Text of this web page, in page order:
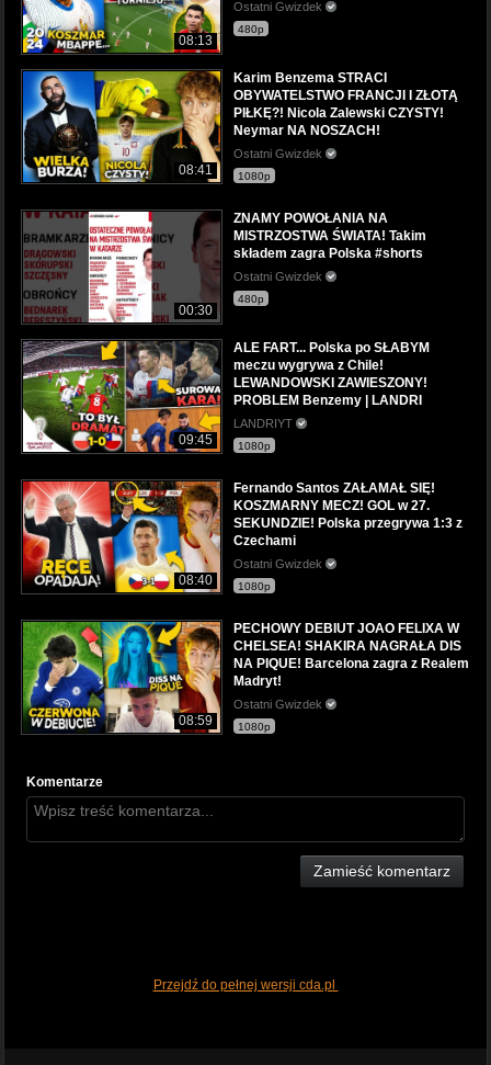
08:13
Ostatni Gwizdek
480p
08:41
Karim Benzema STRACI
OBYWATELSTWO FRANCJI I ZŁOTĄ
PIŁKĘ?! Nicola Zalewski CZYSTY!
Neymar NA NOSZACH!
Ostatni Gwizdek
1080p
00:30
ZNAMY POWOŁANIA NA
MISTRZOSTWA ŚWIATA! Takim
składem zagra Polska #shorts
Ostatni Gwizdek
480p
09:45
ALE FART... Polska po SŁABYM
meczu wygrywa z Chile!
LEWANDOWSKI ZAWIESZONY!
PROBLEM Benzemy | LANDRI
LANDRIYT
1080p
08:40
Fernando Santos ZAŁAMAŁ SIĘ!
KOSZMARNY MECZ! GOL w 27.
SEKUNDZIE! Polska przegrywa 1:3 z
Czechami
Ostatni Gwizdek
1080p
08:59
PECHOWY DEBIUT JOAO FELIXA W
CHELSEA! SHAKIRA NAGRAŁA DIS
NA PIQUE! Barcelona zagra z Realem
Madryt!
Ostatni Gwizdek
1080p
Komentarze
Zamieść komentarz
Przejdź do pełnej wersji cda.pl